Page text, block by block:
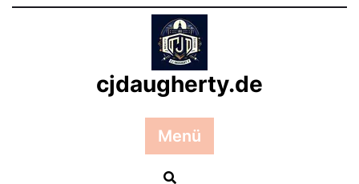
Zum
cjdaugherty.de
Menü